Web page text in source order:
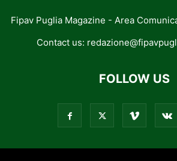
Fipav Puglia Magazine - Area
Contact us:
FOLLOW US